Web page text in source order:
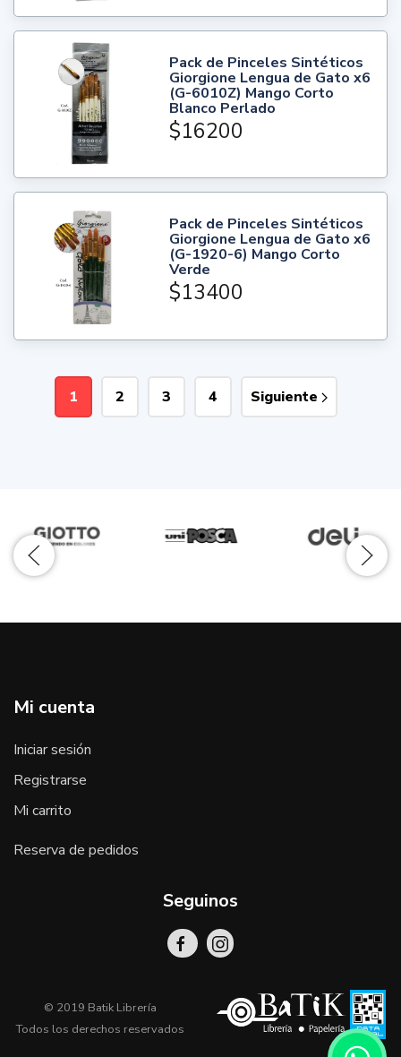
Pack de Pinceles Sintéticos
Giorgione Lengua de Gato x6
(G-6010Z) Mango Corto
Blanco Perlado
$16200
Pack de Pinceles Sintéticos
Giorgione Lengua de Gato x6
(G-1920-6) Mango Corto
Verde
$13400
1 2 3 4 Siguiente
Mi cuenta
Iniciar sesión
Registrarse
Mi carrito
Reserva de pedidos
Seguinos
© 2019 Batik Librería
Todos los derechos reservados